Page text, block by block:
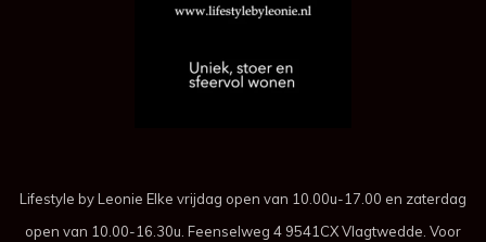
Lifestyle by Leonie Elke vrijdag open van 10.00u-17.00 en zaterdag
open van 10.00-16.30u. Feenselweg 4 9541CX Vlagtwedde. Voor